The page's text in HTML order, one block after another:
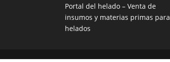
Portal del helado –Venta de
insumos y materias primas para
helados